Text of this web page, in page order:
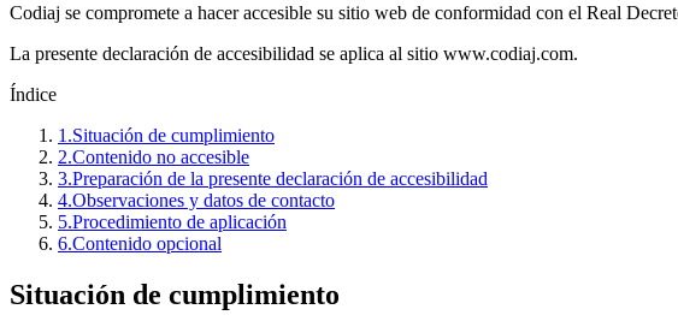
Codiaj se compromete a hacer accesible su sitio web de conformidad con el Real
La presente declaración de accesibilidad se aplica al sitio www.codiaj.com.
Índice
1 .Situación de cumplimiento
2.Contenido no accesible
3.Preparación de la presente declaración de accesibilidad
4.Observaciones y datos de contacto
5.Procedimiento de aplicación
6.Contenido opcional
Situación de cumplimiento